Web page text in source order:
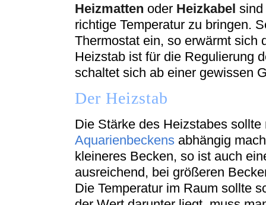
Heizmatten oder Heizkabel sind
richtige Temperatur zu bringen.
Thermostat ein, so erwärmt sich
Heizstab ist für die Regulierung
schaltet sich ab einer gewissen
Der Heizstab
Die Stärke des Heizstabes
Aquarienbeckens abhängig
kleineres Becken, so ist auch
ausreichend, bei größeren
Die Temperatur im Raum sollte